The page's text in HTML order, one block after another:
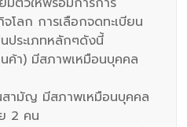
โลก การเลือกจดทะเบียน
ประเภทหลักๆดังนี้
ค้า) มีสภาพเหมือนบุคคล
สามัญ มีสภาพเหมือนบุคคล
2 คน